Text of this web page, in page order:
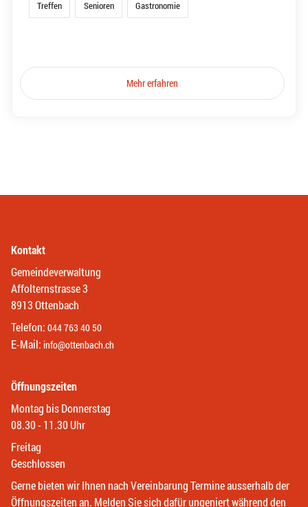
Treffen Senioren Gastronomie
Mehr erfahren
Kontakt
Gemeindeverwaltung
Affolternstrasse 3
8913 Ottenbach
Telefon: 044 763 40 50
E-Mail: info@ottenbach.ch
Öffnungszeiten
Montag bis Donnerstag
08.30 - 11.30 Uhr
Freitag
Geschlossen
Gerne bieten wir Ihnen nach Vereinbarung Termine ausserhalb der
Öffnungszeiten an. Melden Sie sich dafür ungeniert während den